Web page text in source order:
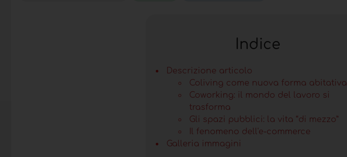
Indice
Descrizione articolo
Coliving come nuova forma abitativa
Coworking: il mondo del lavoro si
trasforma
Gli spazi pubblici: la vita “di mezzo”
Il fenomeno dell'e-commerce
Galleria immagini